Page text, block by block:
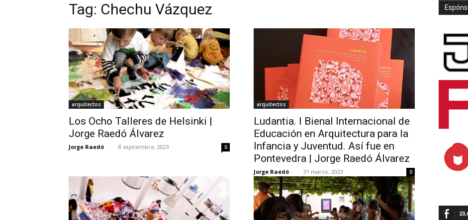
Tag: Chechu Vázquez
arquitectos
Los Ocho Talleres de Helsinki |
Jorge Raedó Álvarez
Jorge Raedó - 8 septiembre, 2023 0
arquitectos
Ludantia. I Bienal Internacional de
Educación en Arquitectura para la
Infancia y Juventud. Así fue en
Pontevedra | Jorge Raedó Álvarez
Jorge Raedó - 31 marzo, 2023 0